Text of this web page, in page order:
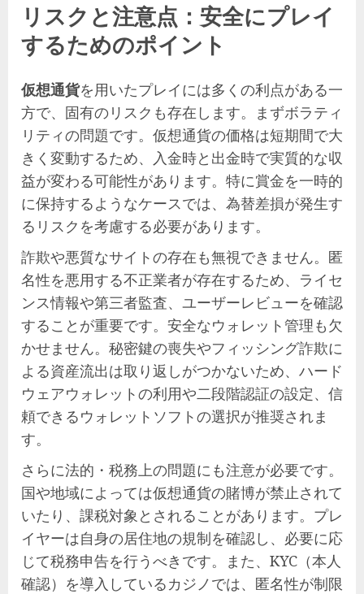
リスクと注意点：安全にプレイ
するためのポイント
仮想通貨を用いたプレイには多くの利点がある一
方で、固有のリスクも存在します。まずボラティ
リティの問題です。仮想通貨の価格は短期間で大
きく変動するため、入金時と出金時で実質的な収
益が変わる可能性があります。特に賞金を一時的
に保持するようなケースでは、為替差損が発生す
るリスクを考慮する必要があります。
詐欺や悪質なサイトの存在も無視できません。匿
名性を悪用する不正業者が存在するため、ライセ
ンス情報や第三者監査、ユーザーレビューを確認
することが重要です。安全なウォレット管理も欠
かせません。秘密鍵の喪失やフィッシング詐欺に
よる資産流出は取り返しがつかないため、ハード
ウェアウォレットの利用や二段階認証の設定、信
頼できるウォレットソフトの選択が推奨されま
す。
さらに法的・税務上の問題にも注意が必要です。
国や地域によっては仮想通貨の賭博が禁止されて
いたり、課税対象とされることがあります。プレ
イヤーは自身の居住地の規制を確認し、必要に応
じて税務申告を行うべきです。また、KYC（本人
確認）を導入しているカジノでは、匿名性が制限